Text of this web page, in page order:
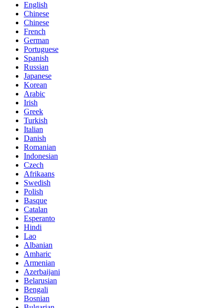
English
Chinese
Chinese
French
German
Portuguese
Spanish
Russian
Japanese
Korean
Arabic
Irish
Greek
Turkish
Italian
Danish
Romanian
Indonesian
Czech
Afrikaans
Swedish
Polish
Basque
Catalan
Esperanto
Hindi
Lao
Albanian
Amharic
Armenian
Azerbaijani
Belarusian
Bengali
Bosnian